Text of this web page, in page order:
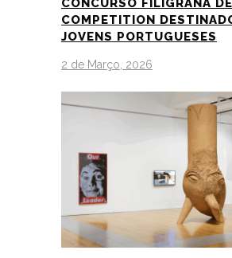
CONCURSO FILIGRANA
COMPETITION
JOVENS PORTUGUESES
2 de Março, 2026